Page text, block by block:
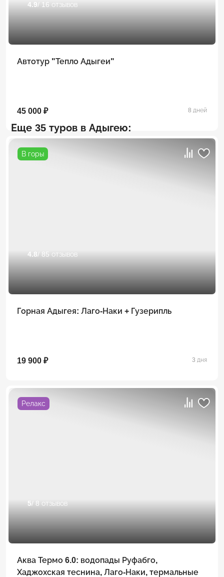
4.9 / 16 отзывов
Автотур "Тепло Адыгеи"
45 000 ₽ 8 дней
Еще 35 туров в Адыгею:
В горы
4.8/ 85 отзывов
Горная Адыгея: Лаго-Наки + Гузерипль
19 900 ₽ 3 дня
Релакс
5/ 8 отзывов
Аква Термо 6.0: водопады Руфабго,
Хаджохская теснина, Лаго-Наки, термальные